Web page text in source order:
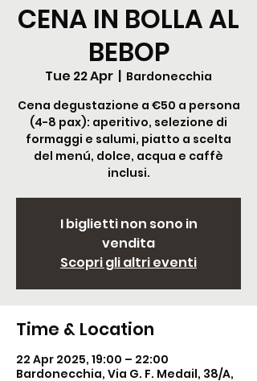
CENA IN BOLLA AL
BEBOP
Tue 22 Apr
  |
Bardonecchia
Cena degustazione a €50 a persona
(4-8 pax): aperitivo, selezione di
formaggi e salumi, piatto a scelta
del menú, dolce, acqua e caffè
inclusi.
I biglietti non sono in
vendita
Scopri gli altri eventi
Time & Location
22 Apr 2025, 19:00 – 22:00
Bardonecchia, Via G. F. Medail, 38/A,